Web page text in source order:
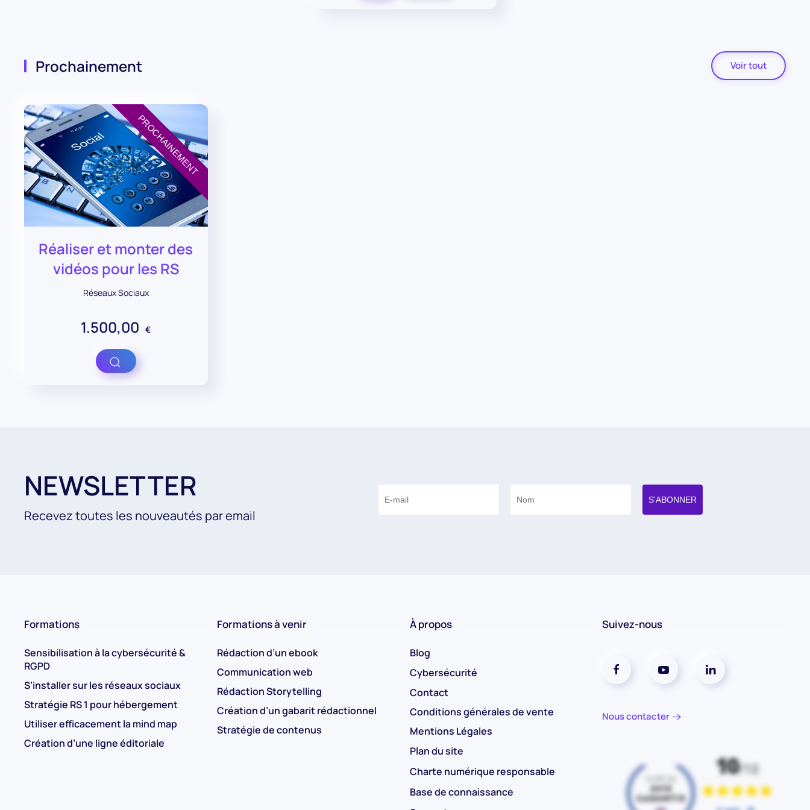
Prochainement Voir tout
PROCHAINEMENT
Réaliser et monter des
vidéos pour les RS
Réseaux Sociaux
1.500,00 €
Voir
NEWSLETTER
Recevez toutes les nouveautés par email
Formations
Sensibilisation à la cybersécurité &
RGPD
S’installer sur les réseaux sociaux
Stratégie RS 1 pour hébergement
Utiliser efficacement la mind map
Création d’une ligne éditoriale
Formations à venir
Rédaction d’un ebook
Communication web
Rédaction Storytelling
Création d’un gabarit rédactionnel
Stratégie de contenus
À propos
Blog
Cybersécurité
Contact
Conditions générales de vente
Mentions Légales
Plan du site
Charte numérique responsable
Base de connaissance
Suivez-nous
Réseaux social facebook Réseaux social youtube Réseaux social linkedin
Nous contacter